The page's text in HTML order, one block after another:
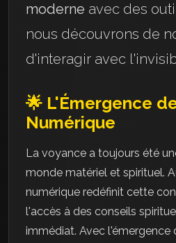
moderne avec des
nous découvrons de
d'interagir avec
🌟 L'Émergence
Numérique
La voyance a toujours été
monde matériel et spirituel.
numérique redéfinit cette
l'accès à des conseils
immédiat. Avec l'émergence